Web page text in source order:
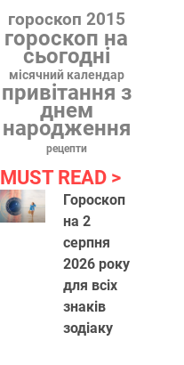
гороскоп 2015
гороскоп на
сьогодні
місячний календар
привітання з
днем
народження
рецепти
MUST READ
Гороскоп
на 2
серпня
2026 року
для всіх
знаків
зодіаку